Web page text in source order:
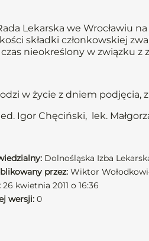
Lekarska we Wrocławiu
składki członkowskiej
czas nieokreślony w związku
w życie z dniem podjęcia,
Igor Chęciński, lek.
Dolnośląska Izba
przez: Wiktor
26 kwietnia 2011 o 16:36
wersji: 0